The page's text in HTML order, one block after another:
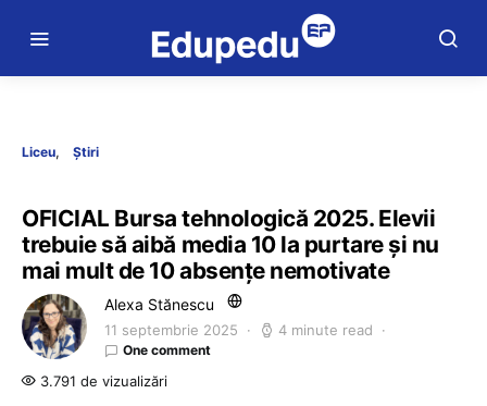
Liceu Știri
OFICIAL Bursa tehnologică 2025. Elevii
trebuie să aibă media 10 la purtare și nu
mai mult de 10 absențe nemotivate
Alexa Stănescu
11 septembrie 2025 4 minute read
One comment
3.791 de vizualizări